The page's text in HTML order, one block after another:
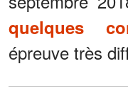
quelques
épreuve très